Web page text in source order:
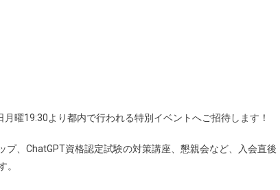
曜19:30より都内で行われる特別イベントへご招待します！
、ChatGPT資格認定試験の対策講座、懇親会など、入会直後
。